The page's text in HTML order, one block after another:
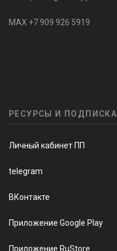
MAX +7 909 926 5919
РЕСУРСЫ И ПОДПИСКА
Личный кабинет ПП
telegram
ВКонтакте
Приложение Google Play
Приложение RuStore